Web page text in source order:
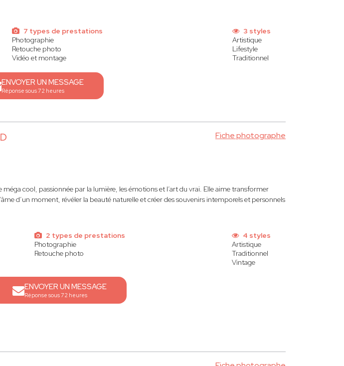
7 types de prestations
Photographie
Retouche photo
Vidéo et montage
3 styles
Artistique
Lifestyle
Traditionnel
ENVOYER UN MESSAGE
Réponse sous 72 heures
Fiche photographe
cool, passionnée par la lumière, les émotions et l’art du vrai. Elle aime transformer
d’un moment, révéler la beauté naturelle et créer des souvenirs intemporels et personnels
2 types de prestations
Photographie
Retouche photo
4 styles
Artistique
Traditionnel
Vintage
ENVOYER UN MESSAGE
Réponse sous 72 heures